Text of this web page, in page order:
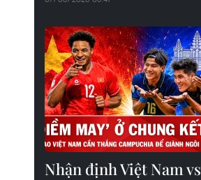
Nhận định Việt Nam vs